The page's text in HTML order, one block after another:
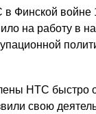
Финской войне
на работу в
НТС быстро
свою